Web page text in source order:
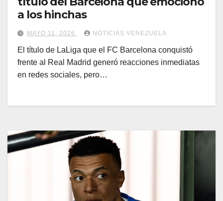
a los hinchas
MAYO 11, 2026 NOTICIAS VENEZUELA
El título de LaLiga que el FC Barcelona conquistó
frente al Real Madrid generó reacciones inmediatas
en redes sociales, pero…